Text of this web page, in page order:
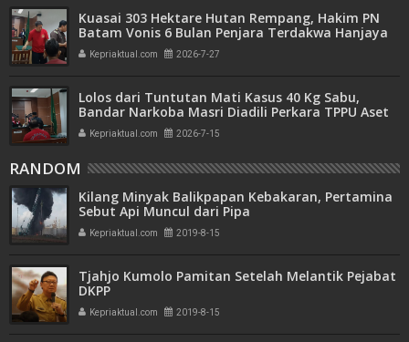
Kuasai 303 Hektare Hutan Rempang, Hakim PN
Batam Vonis 6 Bulan Penjara Terdakwa Hanjaya
Kepriaktual.com 2026-7-27
Lolos dari Tuntutan Mati Kasus 40 Kg Sabu,
Bandar Narkoba Masri Diadili Perkara TPPU Aset
Miliaran
Kepriaktual.com 2026-7-15
RANDOM
Kilang Minyak Balikpapan Kebakaran, Pertamina
Sebut Api Muncul dari Pipa
Kepriaktual.com 2019-8-15
Tjahjo Kumolo Pamitan Setelah Melantik Pejabat
DKPP
Kepriaktual.com 2019-8-15